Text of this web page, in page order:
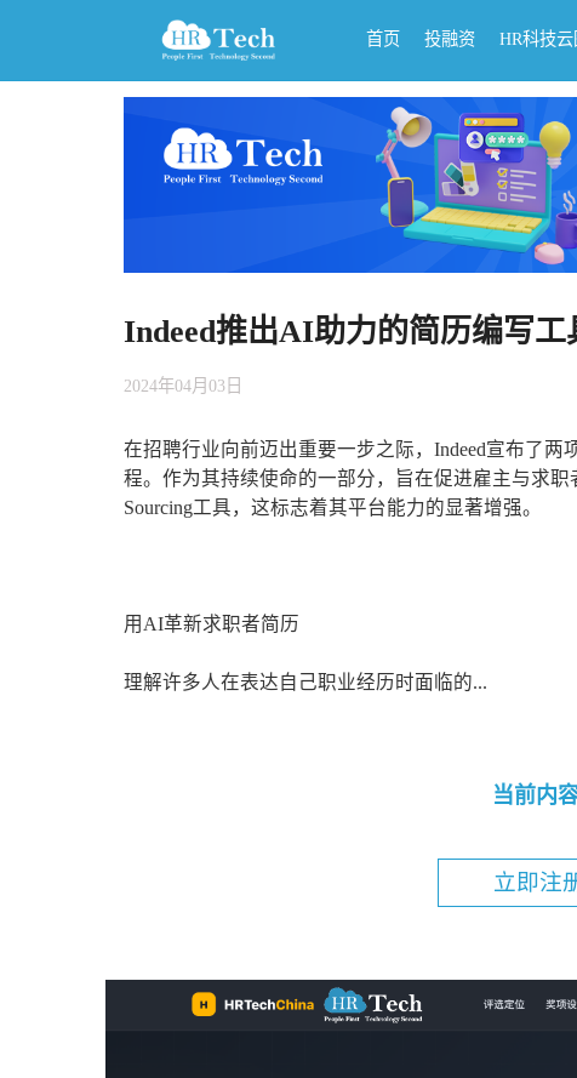
首页 投融资 HR科技云
Indeed推出AI助力的简历编写
2024年04月03日
在招聘行业向前迈出重要一步之际，Indeed宣布了
程。作为其持续使命的一部分，旨在促进雇主与求
Sourcing工具，这标志着其平台能力的显著增强。
用AI革新求职者简历
理解许多人在表达自己职业经历时面临的...
当前内
立即注